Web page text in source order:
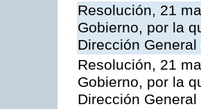
Resolución, 21
Gobierno, por la
Dirección
Resolución, 21
Gobierno, por la
Dirección